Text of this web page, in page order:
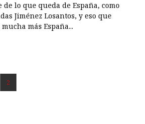
de lo que queda de España, como
Jiménez Losantos, y eso que
más España...
2